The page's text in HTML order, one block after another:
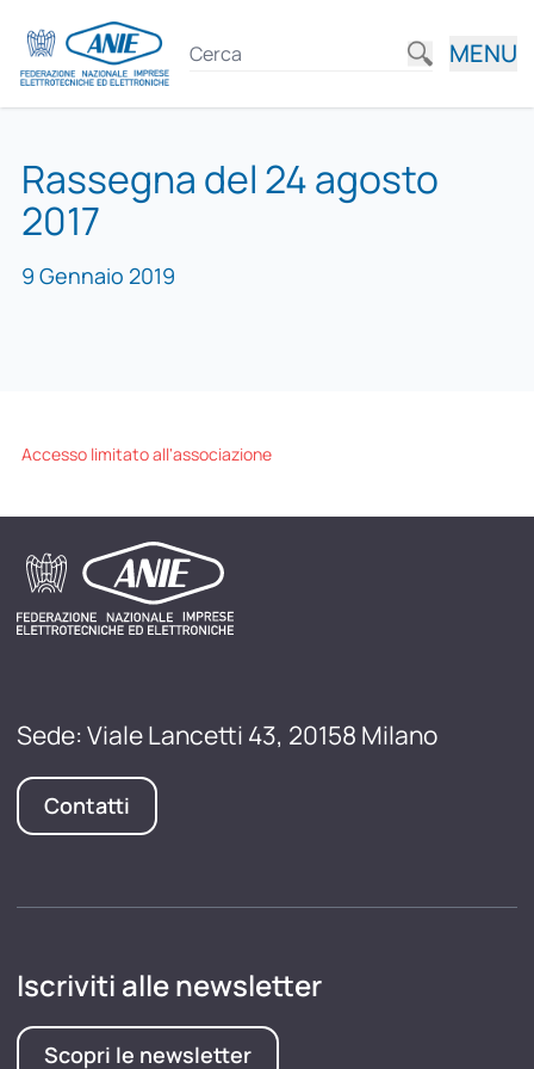
MENU
Rassegna del 24 agosto
2017
9 Gennaio 2019
Accesso limitato all'associazione
Sede: Viale Lancetti 43, 20158 Milano
Contatti
Iscriviti alle newsletter
Scopri le newsletter